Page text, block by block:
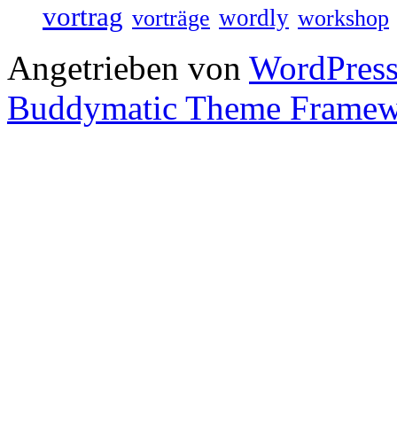
vortrag vorträge wordly workshop
Angetrieben von
Buddymatic Theme